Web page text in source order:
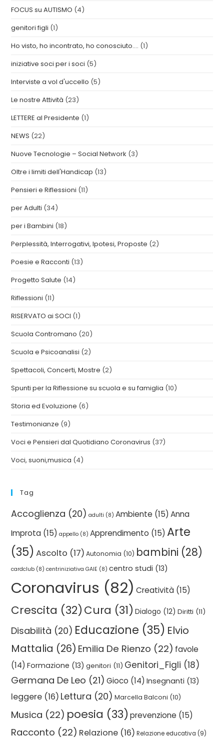
FOCUS su AUTISMO (4)
genitori figli (1)
Ho visto, ho incontrato, ho conosciuto…. (1)
iniziative soci per i soci (5)
Interviste a vol d'uccello (5)
Le nostre Attività (23)
LETTERE al Presidente (1)
NEWS (22)
Nuove Tecnologie – Social Network (3)
Oltre i limiti dell'Handicap (13)
Pensieri e Riflessioni (11)
per Adulti (34)
per i Bambini (18)
Perplessità, Interrogativi, Ipotesi, Proposte (2)
Poesie e Racconti (13)
Progetto Salute (14)
Riflessioni (11)
RISERVATO ai SOCI (1)
Scuola Contromano (20)
Scuola e Psicoanalisi (2)
Spettacoli, Concerti, Mostre (2)
Spunti per la Riflessione su scuola e su famiglia (10)
Storia ed Evoluzione (6)
Testimonianze (9)
Voci e Pensieri dal Quotidiano Coronavirus (37)
Voci, suoni,musica (4)
Tag
Accoglienza (20) adulti (8) Ambiente (15) Anna
Improta (15) appello (8) Apprendimento (15) Arte
(35) Ascolto (17) Autonomia (10) bambini (28)
cardclub (8) centriniziativa GAIE (8) centro studi (13)
Coronavirus (82) Creatività (15)
Crescita (32)Cura (31) Dialogo (12) Diritti (11)
Disabilità (20) Educazione (35) Elvio
Mattalia (26) Emilia De Rienzo (22) favole
(14) Formazione (13) genitori (11) Genitori_Figli (18)
Germana De Leo (21) Gioco (14) Insegnanti (13)
leggere (16) Lettura (20) Marcella Balconi (10)
Musica (22) poesia (33) prevenzione (15)
Racconto (22) Relazione (16) Relazione educativa (9)